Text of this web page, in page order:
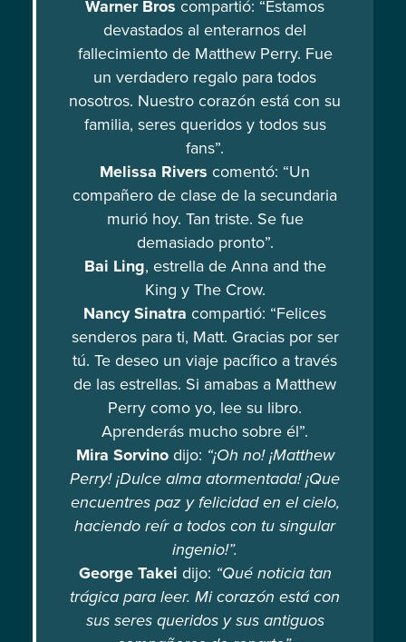
Warner Bros compartió: “Estamos
devastados al enterarnos del
fallecimiento de Matthew Perry. Fue
un verdadero regalo para todos
nosotros. Nuestro corazón está con su
familia, seres queridos y todos sus
fans”.
Melissa Rivers comentó: “Un
compañero de clase de la secundaria
murió hoy. Tan triste. Se fue
demasiado pronto”.
Bai Ling, estrella de Anna and the
King y The Crow.
Nancy Sinatra compartió: “Felices
senderos para ti, Matt. Gracias por ser
tú. Te deseo un viaje pacífico a través
de las estrellas. Si amabas a Matthew
Perry como yo, lee su libro.
Aprenderás mucho sobre él”.
Mira Sorvinodijo: “¡Oh no! ¡Matthew
Perry! ¡Dulce alma atormentada! ¡Que
encuentres paz y felicidad en el cielo,
haciendo reír a todos con tu singular
ingenio!”.
George Takei dijo: “Qué noticia tan
trágica para leer. Mi corazón está con
sus seres queridos y sus antiguos